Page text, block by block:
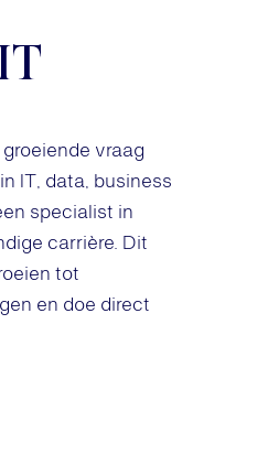
vraag
IT, data, business
specialist in
carrière. Dit
tot
en doe direct